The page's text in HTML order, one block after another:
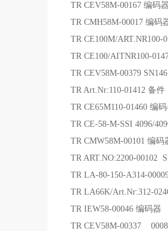
TR CEV58M-00167 编码
TR CMH58M-00017 编码
TR CE100M/ART.NR100-
TR CE100/AITNR100-
TR CEV58M-00379
TR Art.Nr:110-01412 备件
TR CE65M110-01460 编
TR CE-58-M-SSI 4096/
TR CMW58M-00101 编码
TR ART.NO:2200-00102
TR LA-80-150-A314-
TR LA66K/Art.Nr:312-
TR IEW58-00046 编码器
TR CEV58M-00337